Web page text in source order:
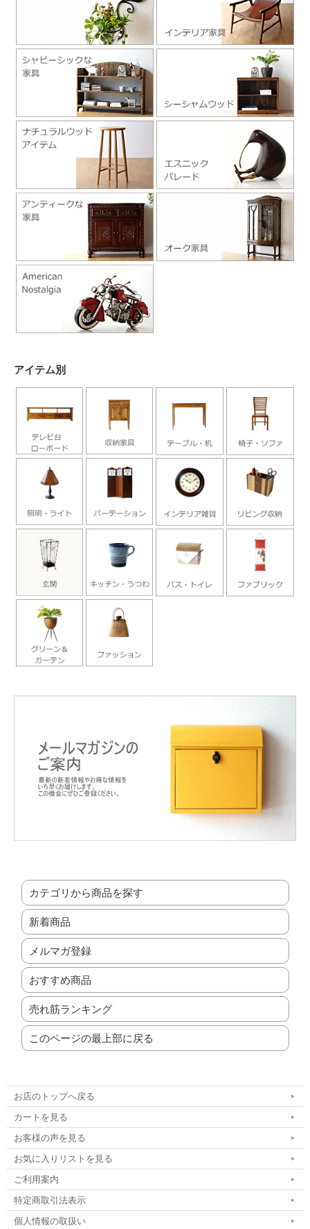
アイテム別
カテゴリから商品を探す
新着商品
メルマガ登録
おすすめ商品
売れ筋ランキング
このページの最上部に戻る
お店のトップへ戻る
カートを見る
お客様の声を見る
お気に入りリストを見る
ご利用案内
特定商取引法表示
個人情報の取扱い